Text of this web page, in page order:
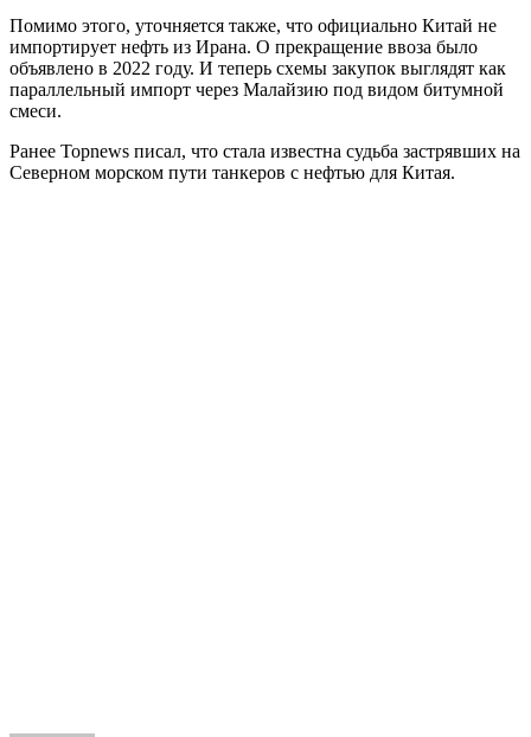
Помимо этого, уточняется также, что официально Китай не
импортирует нефть из Ирана. О прекращение ввоза было
объявлено в 2022 году. И теперь схемы закупок выглядят как
параллельный импорт через Малайзию под видом битумной
смеси.
Ранее Topnews писал, что стала известна судьба застрявших на
Северном морском пути танкеров с нефтью для Китая.